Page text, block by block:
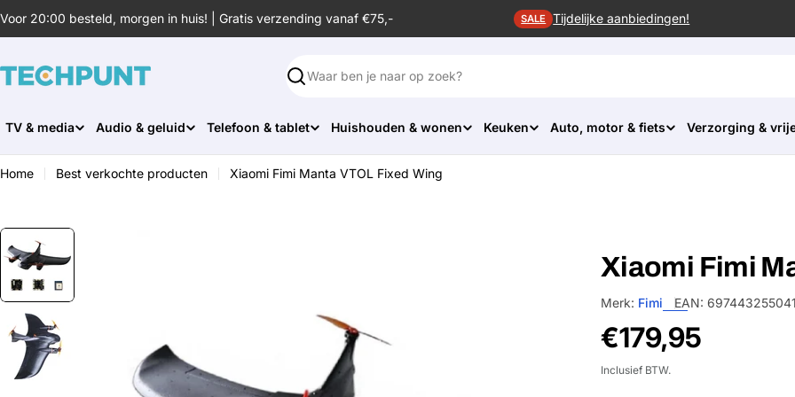
naar
inhoud
Voor 20:00 besteld, morgen in huis! | Gratis verzending vanaf €75,- SALE Tijdelijke aanbiedingen!
Zoeken
TV & media Audio & geluid Telefoon & tablet Huishouden & wonen Keuken Auto, motor & fiets Verzorging &
Home Best verkochte producten Xiaomi Fimi Manta VTOL Fixed Wing
Xiaomi Fimi
Merk: Fimi EAN:
Normale
prijs
€179,95
Inclusief BTW.